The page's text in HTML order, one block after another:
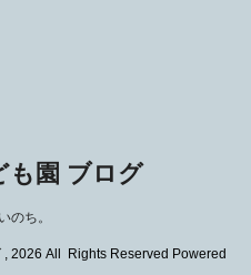
も園 ブログ
のち。
2026 All Rights Reserved Powered